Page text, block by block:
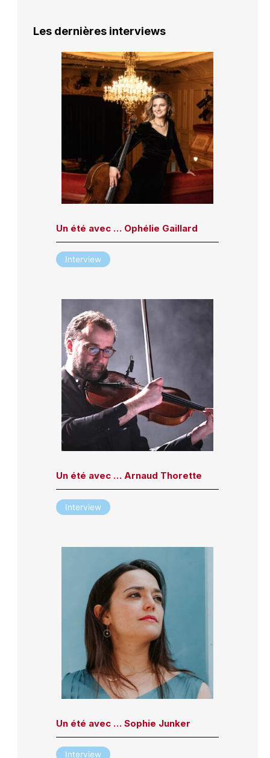
Les dernières interviews
Un été avec … Ophélie Gaillard
Interview
Un été avec … Arnaud Thorette
Interview
Un été avec … Sophie Junker
Interview